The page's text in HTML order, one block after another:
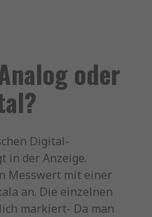
oder
Digital-
in der Anzeige.
Messwert mit einer
an. Die einzelnen
markiert- Da man